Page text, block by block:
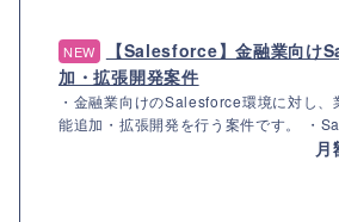
NEW
【Salesforce】金融業向け
加・拡張開発案件
・金融業向けのSalesforce環境に対し
能追加・拡張開発を行う案件です。 ・
月